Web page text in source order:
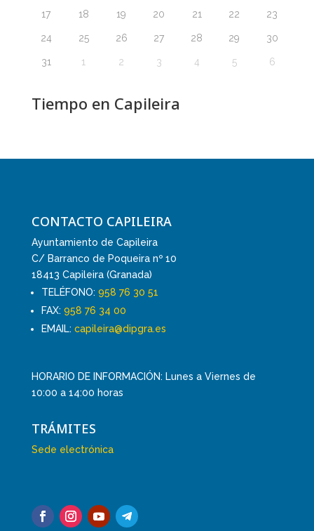
17 18 19 20 21 22 23
24 25 26 27 28 29 30
31 1 2 3 4 5 6
Tiempo en Capileira
CONTACTO CAPILEIRA
Ayuntamiento de Capileira
C/ Barranco de Poqueira nº 10
18413 Capileira (Granada)
TELÉFONO: 958 76 30 51
FAX: 958 76 34 00
EMAIL: capileira@dipgra.es
HORARIO DE INFORMACIÓN: Lunes a Viernes de
10:00 a 14:00 horas
TRÁMITES
Sede electrónica